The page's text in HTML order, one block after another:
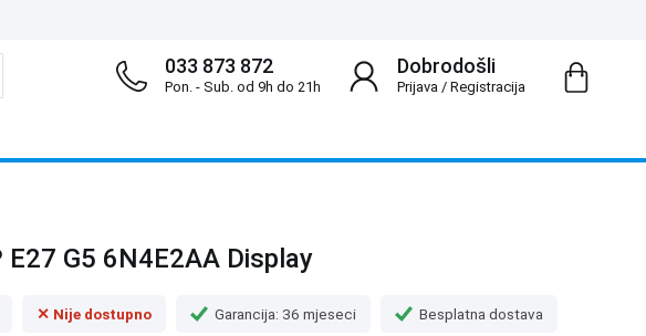
Dobrodošli
Prijava/ Registracija
033 873 872
Pon. - Sub. od 9h do 21h
E27 G5 6N4E2AA Display
✕ Nije dostupno Garancija: 36 mjeseci Besplatna dostava